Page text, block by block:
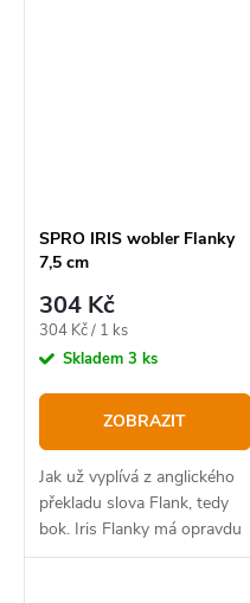
SPRO IRIS wobler Flanky
7,5 cm
304 Kč
Měrná
cena:
304 Kč / 1 ks
Skladem 3 ks
ZOBRAZIT
Jak už vyplívá z anglického
překladu slova Flank, tedy
bok. Iris Flanky má opravdu
výrazný boční chod a to